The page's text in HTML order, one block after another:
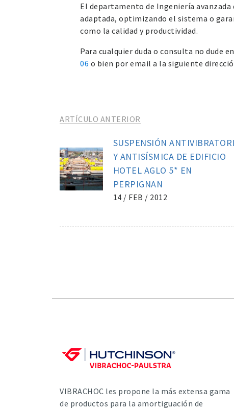
El departamento de Ingeniería avanzada
adaptada, optimizando el sistema o
como la calidad y productividad.
Para cualquier duda o consulta no dude
06 o bien por email a la siguiente
ARTÍCULO ANTERIOR
SUSPENSIÓN
Y ANTISÍSMICA DE EDIFICIO
HOTEL AGLO 5* EN
PERPIGNAN
14 / FEB / 2012
VIBRACHOC les propone la más extensa gama
de productos para la amortiguación de